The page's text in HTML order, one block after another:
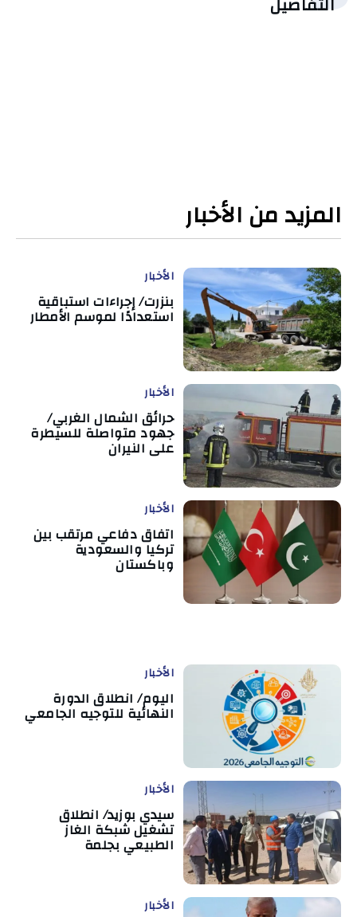
المزيد من الأخبار
الأخبار
بنزرت/ إجراءات استباقية
استعدادًا لموسم الأمطار
الأخبار
حرائق الشمال الغربي/
جهود متواصلة للسيطرة
على النيران
الأخبار
اتفاق دفاعي مرتقب بين
تركيا والسعودية
وباكستان
الأخبار
اليوم/ انطلاق الدورة
النهائية للتوجيه الجامعي
الأخبار
سيدي بوزيد/ انطلاق
تشغيل شبكة الغاز
الطبيعي بجلمة
الأخبار